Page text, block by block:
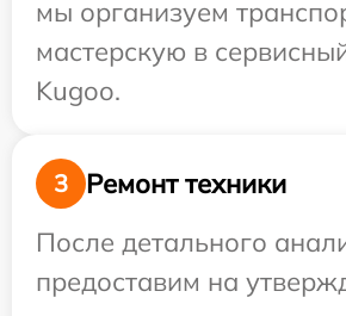
мы организуем
мастерскую в
Kugoo.
3
Ремонт техники
После детального
предоставим на